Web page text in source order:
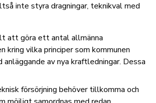
inte styra dragningar, teknikval med
att göra ett antal allmänna
kring vilka principer som kommunen
anläggande av nya kraftledningar. Dessa
försörjning behöver tillkomma och